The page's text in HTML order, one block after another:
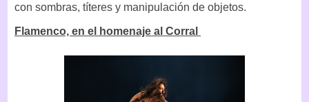
con sombras, títeres y manipulación de objetos.
Flamenco, en el homenaje al Corral